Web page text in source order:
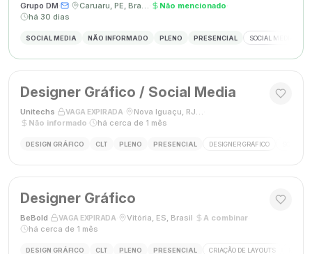
Grupo DM· · Caruaru, PE, Brasil· Não mencionado·
há 30 dias
SOCIAL MEDIA NÃO INFORMADO PLENO PRESENCIAL SOCIAL MEDIA
Designer Gráfico / Social Media
Unitechs VAGA EXPIRADA Nova Iguaçu, RJ, Brasil
Não informado
há cerca de 1 mês
DESIGN GRÁFICO CLT PLENO PRESENCIAL DESIGNER GRÁFICO
Designer Gráfico
BeBold VAGA EXPIRADA Vitória, ES, Brasil A combinar·
há cerca de 1 mês
DESIGN GRÁFICO CLT PLENO PRESENCIAL CRIAÇÃO DE LAYOUTS